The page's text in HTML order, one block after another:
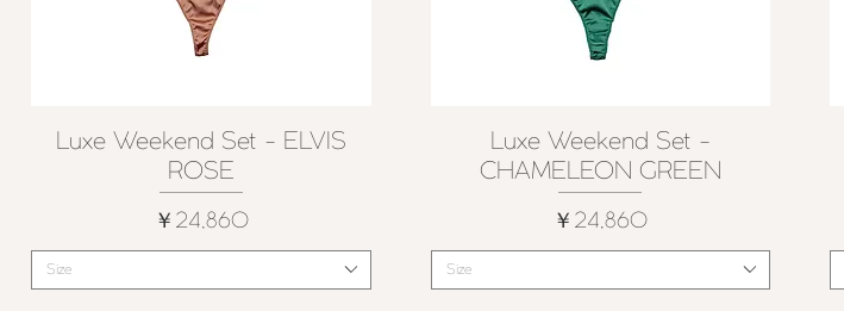
クイックビュー
Luxe Weekend Set - ELVIS
ROSE
価格
￥24,860
Size
クイックビュー
Luxe Weekend Set -
CHAMELEON GREEN
価格
￥24,860
Size